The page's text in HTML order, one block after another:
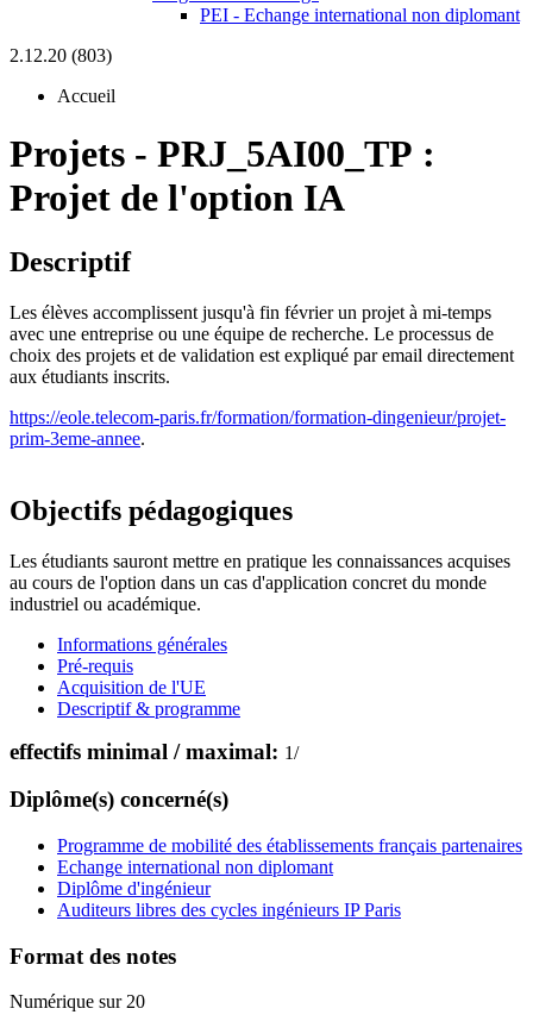
PEI - Echange international non diplomant
2.12.20 (803)
Accueil
Projets - PRJ_5AI00_TP :
Projet de l'option IA
Descriptif
Les élèves accomplissent jusqu'à fin février un projet à mi-temps
avec une entreprise ou une équipe de recherche. Le processus de
choix des projets et de validation est expliqué par email directement
aux étudiants inscrits.
https://eole.telecom-paris.fr/formation/formation-dingenieur/projet-
prim-3eme-annee.
Objectifs pédagogiques
Les étudiants sauront mettre en pratique les connaissances acquises
au cours de l'option dans un cas d'application concret du monde
industriel ou académique.
Informations générales
Pré-requis
Acquisition de l'UE
Descriptif & programme
effectifs minimal / maximal: 1/
Diplôme(s) concerné(s)
Programme de mobilité des établissements français partenaires
Echange international non diplomant
Diplôme d'ingénieur
Auditeurs libres des cycles ingénieurs IP Paris
Format des notes
Numérique sur 20